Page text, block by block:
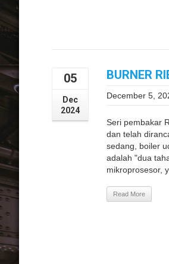
05
Dec
2024
BURNER
December 5,
Seri pembakar
dan telah
sedang, boiler
adalah "dua
mikroprosesor,
Read More